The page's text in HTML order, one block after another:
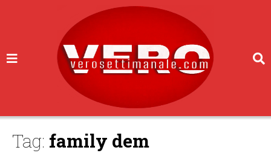
Tag: family dem